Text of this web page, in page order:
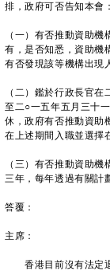
排，政府可否告知本會：
（一）有否推動資助
有，是否知悉，資助機
有否發現該等機構出現
（二）鑑於行政長官
至二○一五年五月三十
休，政府有否推動資助
在上述期間入職並選擇
（三）有否推動資助
三年，每年透過有關計
答覆：
主席：
香港目前沒有法定退